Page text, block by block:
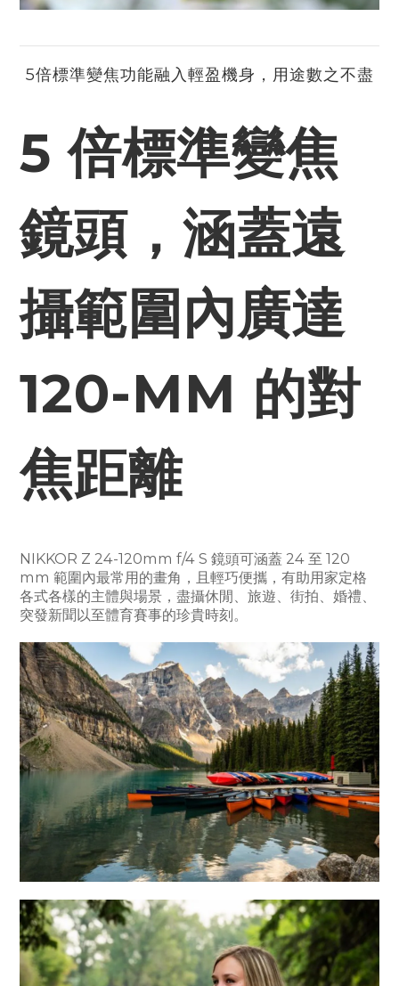
5倍標準變焦功能融入輕盈機身，用途數之不盡
5 倍標準變焦
鏡頭，涵蓋遠
攝範圍內廣達
120-MM 的對
焦距離
NIKKOR Z 24-120mm f/4 S 鏡頭可涵蓋 24 至 120
mm 範圍內最常用的畫角，且輕巧便攜，有助用家定格
各式各樣的主體與場景，盡攝休閒、旅遊、街拍、婚禮、
突發新聞以至體育賽事的珍貴時刻。